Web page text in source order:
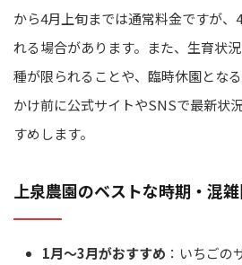
から4月上旬までは通常料金ですが、
れる場合があります。また、生育状
種が限られることや、臨時休園とな
かけ前に公式サイトやSNSで最新状
すめします。
上泉農園のベストな時期・混
1月～3月がおすすめ ：いちごの